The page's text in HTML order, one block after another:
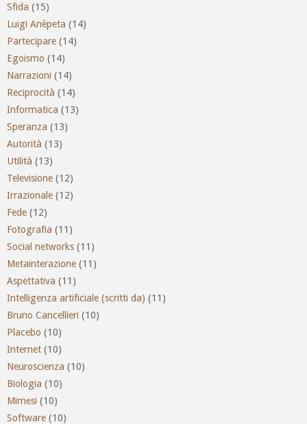
Sfida (15)
Luigi Anèpeta (14)
Partecipare (14)
Egoismo (14)
Narrazioni (14)
Reciprocità (14)
Informatica (13)
Speranza (13)
Autorità (13)
Utilità (13)
Televisione (12)
Irrazionale (12)
Fede (12)
Fotografia (11)
Social networks (11)
Metainterazione (11)
Aspettativa (11)
Intelligenza artificiale (scritti da) (11)
Bruno Cancellieri (10)
Placebo (10)
Internet (10)
Neuroscienza (10)
Biologia (10)
Mimesi (10)
Software (10)